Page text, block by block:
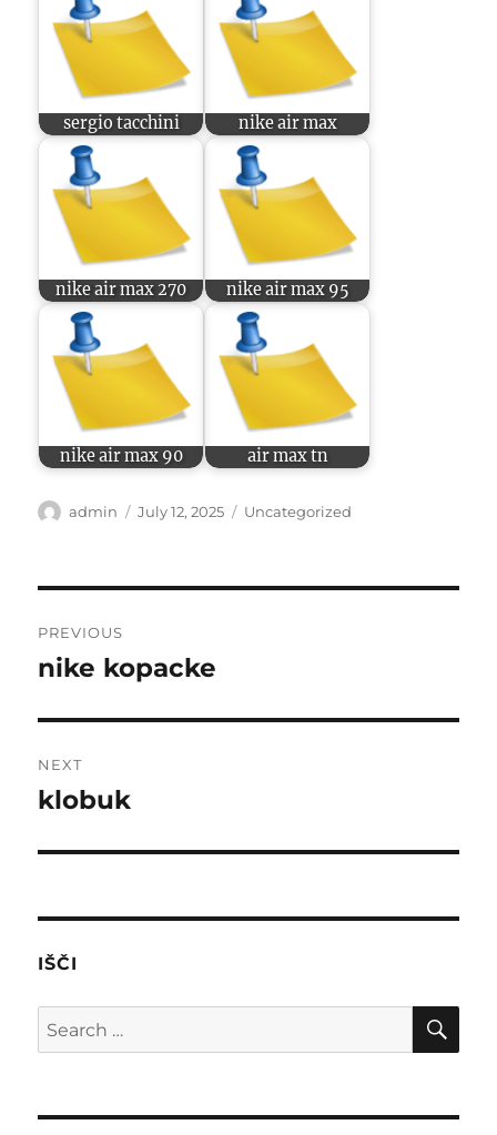
sergio tacchini nike air max
nike air max 270 nike air max 95
nike air max 90 air max tn
Author
admin
Posted
July 12, 2025 Categories
Uncategorized
navigation
PREVIOUS
Previous
nike kopacke
NEXT
Next
klobuk
IŠČI
Search
for: